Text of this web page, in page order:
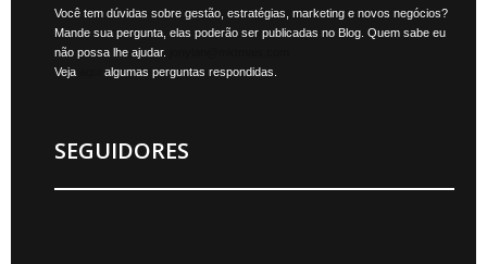
Você tem dúvidas sobre gestão, estratégias, marketing e novos negócios?
Mande sua pergunta, elas poderão ser publicadas no Blog. Quem sabe eu
não possa lhe ajudar.
Veja
algumas perguntas respondidas.
SEGUIDORES